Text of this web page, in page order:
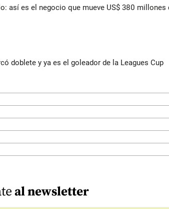
así es el negocio que mueve US$ 380 millones
doblete y ya es el goleador de la Leagues Cup
al newsletter